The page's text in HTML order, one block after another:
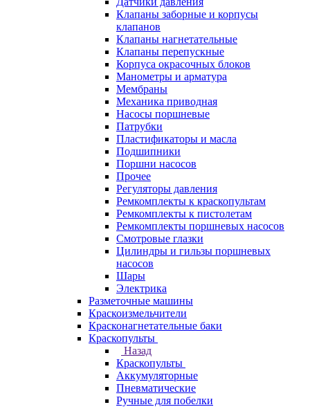
Клапаны заборные и корпусы
клапанов
Клапаны нагнетательные
Клапаны перепускные
Корпуса окрасочных блоков
Манометры и арматура
Мембраны
Механика приводная
Насосы поршневые
Патрубки
Пластификаторы и масла
Подшипники
Поршни насосов
Прочее
Регуляторы давления
Ремкомплекты к краскопультам
Ремкомплекты к пистолетам
Ремкомплекты поршневых насосов
Смотровые глазки
Цилиндры и гильзы поршневых
насосов
Шары
Электрика
Разметочные машины
Краскоизмельчители
Красконагнетательные баки
Краскопульты
Назад
Краскопульты
Аккумуляторные
Пневматические
Ручные для побелки